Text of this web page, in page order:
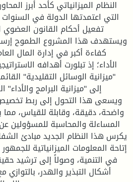
النظام الميزانياتي كأحد أبرز
التي اعتمدتها الدولة في
تفعيل أحكام القانون العضوي
ويستهدف هذا المشروع الطموح
كفاءة أكبر في إدارة المال
الأداء؛ إذ تبلورت أهدافه
"ميزانية الوسائل التقليدية"
إلى "ميزانية البرامج والأداء"
ويسعى هذا التحول إلى ربط تخصيص
واضحة، دقيقة، وقابلة للقياس،
المساءلة والمحاسبة للمسؤولين
يكرس هذا النظام الجديد مبادئ
إتاحة المعلومات الميزانياتية
في التنمية، وصولاً إلى ترشيد
أشكال التبذير والهدر،